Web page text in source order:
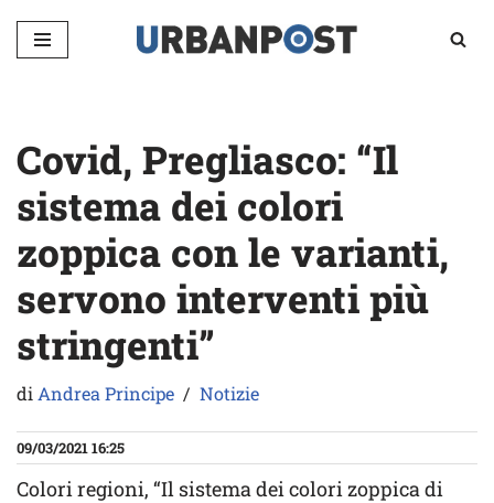
Vai
Covid, Pregliasco: “Il
sistema dei colori
zoppica con le varianti,
servono interventi più
stringenti”
diAndrea Principe Notizie
09/03/2021 16:25
Colori regioni, “Il sistema dei colori zoppica di